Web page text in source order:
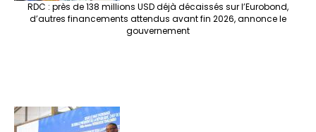
RDC : près de 138 millions USD déjà décaissés sur l’Eurobond,
d’autres financements attendus avant fin 2026, annonce le
gouvernement